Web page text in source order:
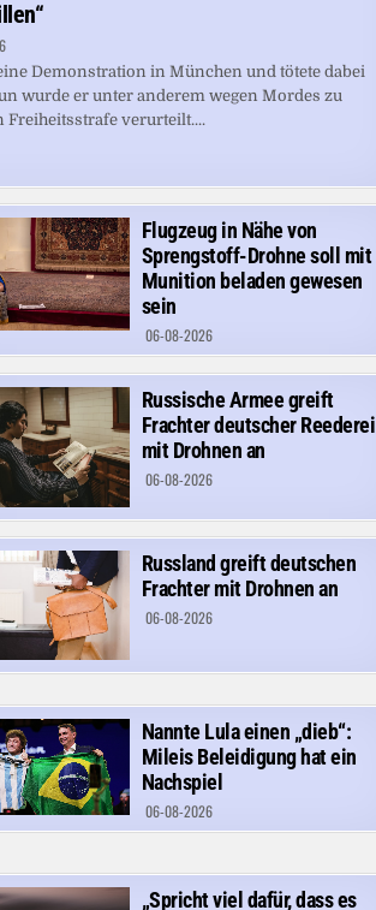
Demonstration in München und tötete dabei
wurde er unter anderem wegen Mordes zu
Freiheitsstrafe verurteilt....
Flugzeug in Nähe von
Sprengstoff-Drohne soll mit
Munition beladen gewesen
sein
06-08-2026
Russische Armee greift
Frachter deutscher Reederei
mit Drohnen an
06-08-2026
Russland greift deutschen
Frachter mit Drohnen an
06-08-2026
Nannte Lula einen „dieb“:
Mileis Beleidigung hat ein
Nachspiel
06-08-2026
„Spricht viel dafür, dass es